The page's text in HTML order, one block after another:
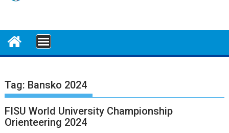
MENU
Tag: Bansko 2024
FISU World University Championship
Orienteering 2024